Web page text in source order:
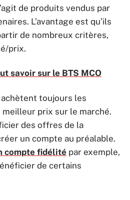
de produits vendus par
L’avantage est qu’ils
de nombreux critères,
prix.
savoir sur le BTS MCO
toujours les
prix sur le marché.
des offres de la
un compte au préalable.
compte fidélité par exemple,
de certains